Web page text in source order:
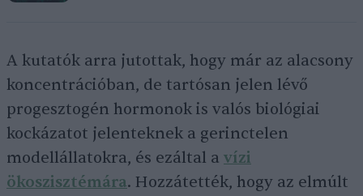
A kutatók arra jutottak, hogy már az alacsony
koncentrációban, de tartósan jelen lévő
progesztogén hormonok is valós biológiai
kockázatot jelenteknek a gerinctelen
modellállatokra, és ezáltal a vízi
ökoszisztémára. Hozzátették, hogy az elmúlt